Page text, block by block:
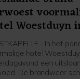
Woestduyn
- In het
hotel
een
De brandweer